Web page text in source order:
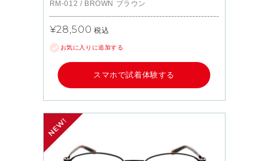
RM-012 / BROWN ブラウン
¥28,500 税込
お気に入りに追加する
スマホで試着体験する